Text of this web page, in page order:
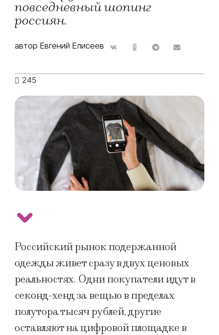
повседневный шопинг
россиян.
автор Евгений Елисеев
245
Российский рынок подержанной
одежды живет сразу в двух ценовых
реальностях. Одни покупатели идут в
секонд-хенд за вещью в пределах
полутора тысяч рублей, другие
оставляют на цифровой площадке в